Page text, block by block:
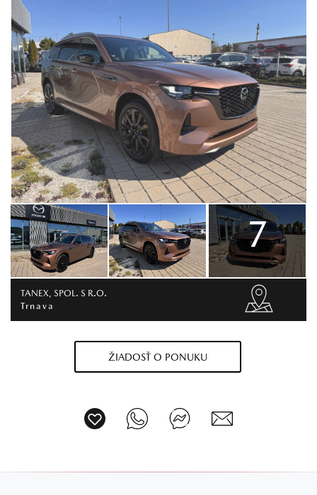
7
TANEX, SPOL. S R.O.
Trnava
ŽIADOSŤ O PONUKU